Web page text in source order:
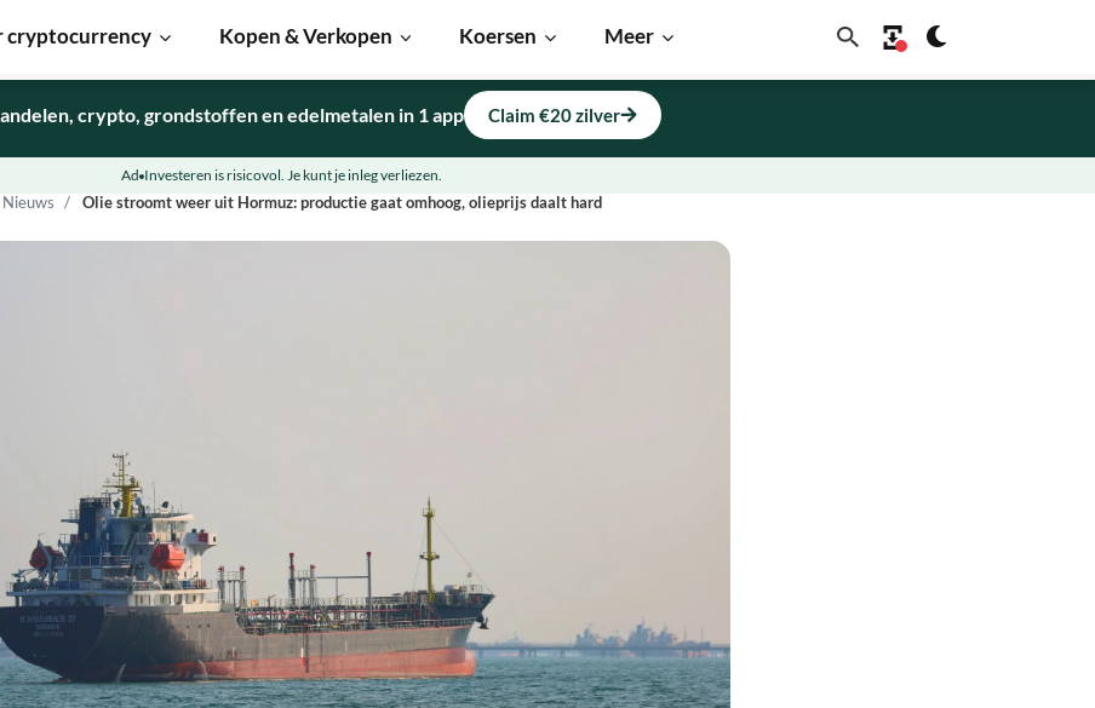
cryptocurrency Kopen & Verkopen Koersen Meer
Olie stroomt weer uit Hormuz: productie gaat omhoog, olieprijs daalt hard
crypto, grondstoffen en edelmetalen in 1 app Claim €20 zilver
Ad Investeren is risicovol. Je kunt je inleg verliezen.